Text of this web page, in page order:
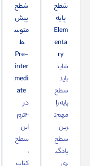
سطح
پایه
Elem
enta
ry
شاید
باید
سطح
پایه را
مهم‌ت
رین
سطح
یادگی
ری
سطح
پیش‌
متوس
ط
Pre-
inter
medi
ate
در
۴ترم
این
سطح
،
کتاب‌